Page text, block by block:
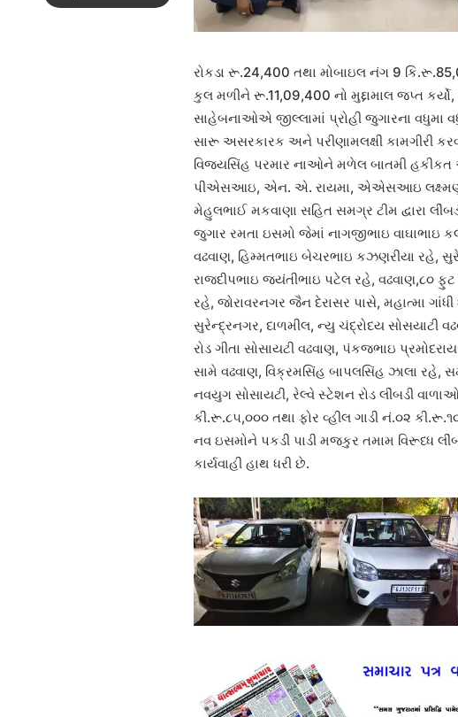
રોકડા રૂ.24,400 તથા મોબાઇલ નંગ 9
કુલ મળીને રૂ.11,09,400 નો મુદ્દામાલ જપ્ત
સાહેબનાઓ‌એ જીલ્લામાં પ્રોહી જુગારના વધુમા
સારૂ અસરકારક અને પરીણામલક્ષી કામગીરી
વિજયસિંહ પરમાર નાઓને મળેલ બાતમી હકીકત
પીએસઆઇ, એન. એ. રાયમા, એએસઆઇ
મેહુલભાઈ મકવાણા સહિત સમગ્ર ટીમ દ્વારા
જુગાર રમતા ઇસમો જેમાં નાગજીભાઇ વાઘાભાઇ
વઢવાણ, હિમ્મતભાઇ બેચરભાઇ કઝણરીયા રહે,
રાજદીપભાઇ જયંતીભાઇ પટેલ રહે, વઢવાણ,૮૦
રહે, જોરાવરનગર જૈન દેરાસર પાસે, મહાત્મા
સુરેન્દ્રનગર, દાળમીલ, ન્યુ ચંદ્રોદય સોસયાટી
રોડ ગીતા સોસાયટી વઢવાણ, પંકજભાઇ
સામે વઢવાણ, વિક્રમસિંહ બાપલસિંહ ઝાલા રહે,
નવયુગ સોસાયટી, રેલ્વે સ્ટેશન રોડ લીંબડી
કી.રૂ.૮૫,૦૦૦ તથા ફોર વ્હીલ ગાડી નં.૦૨
નવ ઇસમોને પકડી પાડી મજકુર તમામ વિરૂધ્ધ
કાર્યવાહી હાથ ધરી છે.